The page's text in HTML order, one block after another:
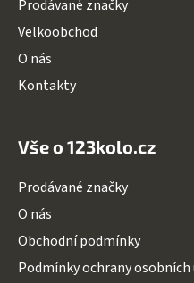
Prodávané značky
Velkoobchod
O nás
Kontakty
Vše o 123kolo.cz
Prodávané značky
O nás
Obchodní podmínky
Podmínky ochrany osobních